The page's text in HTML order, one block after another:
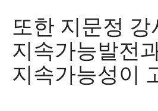
또한 지문정 강
지속가능발전
지속가능성이